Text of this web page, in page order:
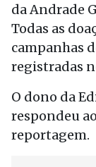
da Andrade
Todas as
campanhas
registradas
O dono da
respondeu
reportagem.